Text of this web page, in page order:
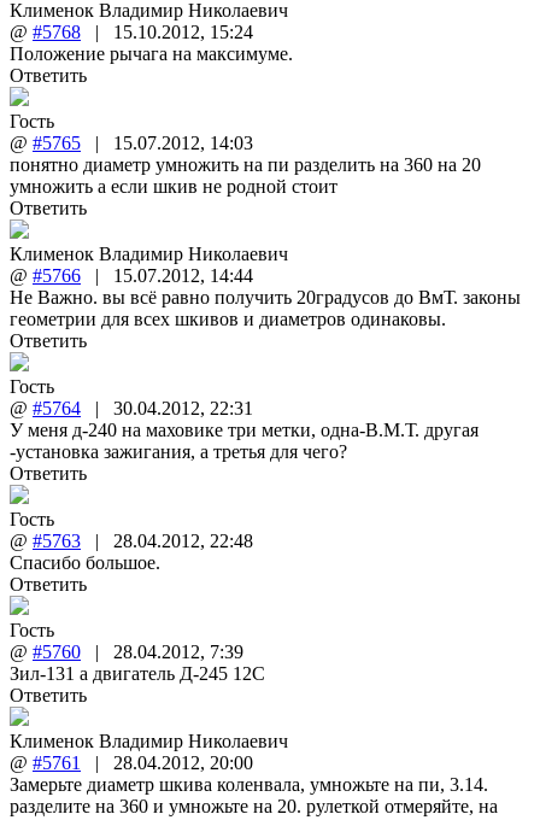
Клименок Владимир Николаевич
@ #5768 | 15.10.2012, 15:24
Положение рычага на максимуме.
Ответить
Гость
@ #5765 | 15.07.2012, 14:03
понятно диаметр умножить на пи разделить на 360 на 20
умножить а если шкив не родной стоит
Ответить
Клименок Владимир Николаевич
@ #5766 | 15.07.2012, 14:44
Не Важно. вы всё равно получить 20градусов до ВмТ. законы
геометрии для всех шкивов и диаметров одинаковы.
Ответить
Гость
@ #5764 | 30.04.2012, 22:31
У меня д-240 на маховике три метки, одна-В.М.Т. другая
-установка зажигания, а третья для чего?
Ответить
Гость
@ #5763 | 28.04.2012, 22:48
Спасибо большое.
Ответить
Гость
@ #5760 | 28.04.2012, 7:39
Зил-131 а двигатель Д-245 12С
Ответить
Клименок Владимир Николаевич
@ #5761 | 28.04.2012, 20:00
Замерьте диаметр шкива коленвала, умножьте на пи, 3.14.
разделите на 360 и умножьте на 20. рулеткой отмеряйте, на